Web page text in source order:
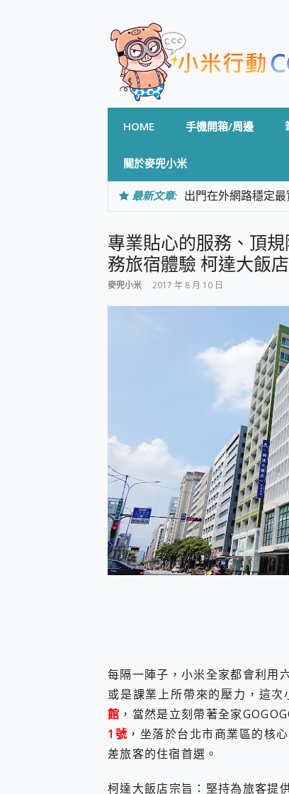
HOME 手機開箱/周邊
關於麥兜小米
最新文章: 出門在外網路穩定
專為 PC上的 XBOX
台灣製攝影機在這裡
測
電力超超超持久
超懂拍、耐用 AI 街
防窺黑科技 Galaxy
AI 支付 一錶搞定大
超驚艷 讓人一眼就
美到讓人超想擁有
好用的 EaseUS
一鍵修復模糊影片
小朋友才做選擇 投
式生活新體驗
外型超吸晴~ 給您
開箱~變身「蜘蛛
iPhone 17 系列 有
DJI Osmo Pocket 3
小巧好吸不擋鏡頭
會走動的冷暖氣
寶可夢飛人外掛
百倍變焦實測~ vivo
超好用的 PLAUD
COMPUTEX 2025
自帶線的 有線無線
飛利浦 JS7310 ⚡
是螢幕也是電視!
iPhone、Apple
動靜皆宜「
好玩好拍 vivo V50
25種洗烘模式一機
給 MSI Claw 系列電
B&O 精品級音響!
EaseUS Vocal
專業貼心的服務、頂
務旅宿體驗 柯達大飯
麥兜小米 2017 年 8 月 10 日
每隔一陣子，小米全家都會利用
或是課業上所帶來的壓力，這
館 ，當然是立刻帶著全家
1號 ，坐落於台北市商業區的核
差旅客的住宿首選。
柯達大飯店宗旨：堅持為旅客提